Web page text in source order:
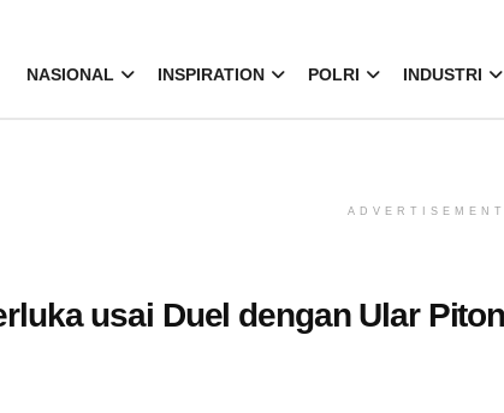
NASIONAL INSPIRATION POLRI INDUSTRI
ADVERTISEMENT
usai Duel dengan Ular